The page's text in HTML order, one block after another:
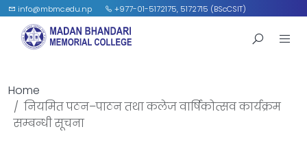
info@mbmc.edu.np +977-01-5172175, 5172715 (BScCSIT)
Home
नियमित पठन–पाठन तथा कलेज वार्षिकोत्सव कार्यक्रम
सम्बन्धी सूचना